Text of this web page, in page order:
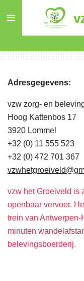
de
Adresgegevens:
vzw zorg- en
Hoog Kattenbos 17
3920 Lommel
+32 (0) 11 555 523
+32 (0) 472 701 367
vzw het Groeiveld is
openbaar vervoer. H
trein van Antwerpen-
minuten
belevingsboerderij.